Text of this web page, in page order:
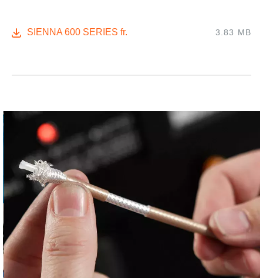
SIENNA 600 SERIES fr. 3.83 MB